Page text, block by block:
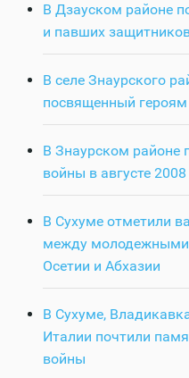
В Дзауском районе
и павших
В селе Знаурского
посвященный героям
В Знаурском районе
войны в августе 2008
В Сухуме отметили
между
Осетии и Абхазии
В Сухуме,
Италии почтили
войны